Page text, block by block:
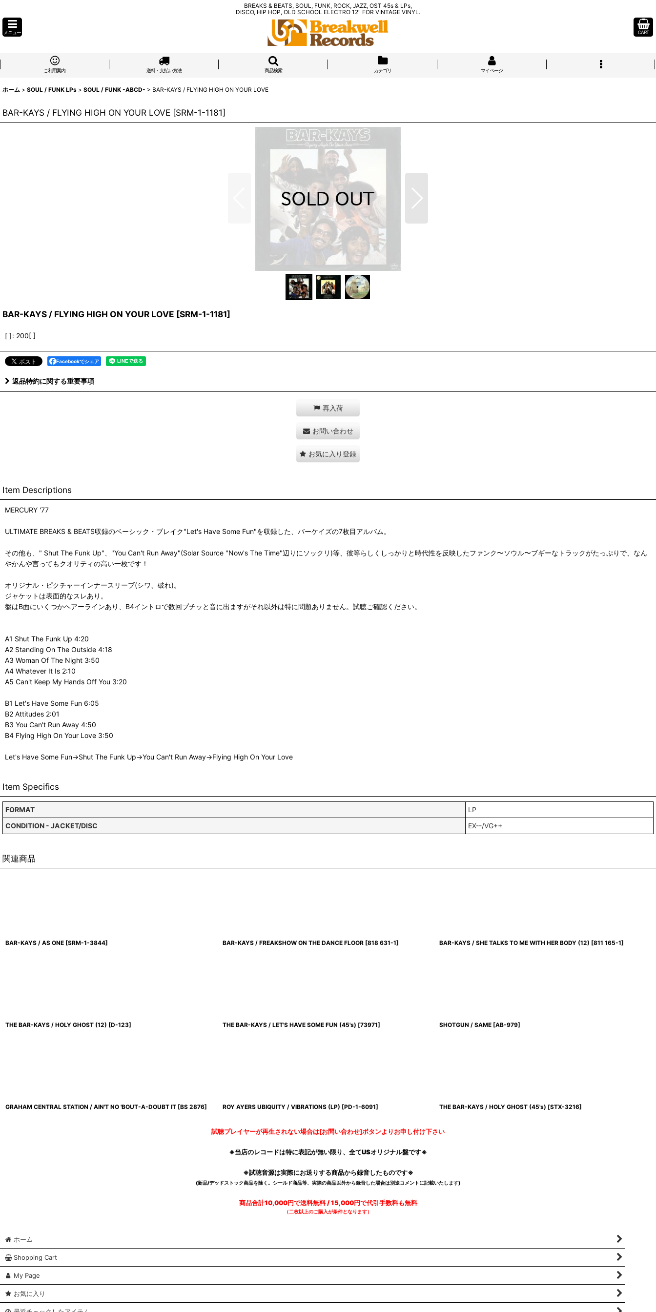
BREAKS & BEATS, SOUL, FUNK, ROCK, JAZZ, OST 45s & LPs,
DISCO, HIP HOP, OLD SCHOOL ELECTRO 12" FOR VINTAGE VINYL.
メニュー CART
ご利用案内 送料・支払い方法 商品検索 カテゴリ マイページ
ホーム > SOUL / FUNK LPs > SOUL / FUNK -ABCD- > BAR-KAYS / FLYING HIGH ON YOUR LOVE
BAR-KAYS / FLYING HIGH ON YOUR LOVE [SRM-1-1181]
BAR-KAYS / FLYING HIGH ON YOUR LOVE [SRM-1-1181]
[ ]: 200[ ]
Facebookでシェア
返品特約に関する重要事項
再入荷
お問い合わせ
お気に入り登録
Item Descriptions
MERCURY '77
ULTIMATE BREAKS & BEATS収録のベーシック・ブレイク"Let's Have Some Fun"を収録した、バーケイズの7枚目アルバム。
その他も、" Shut The Funk Up"、"You Can't Run Away"(Solar Source "Now's The Time"辺りにソックリ)等、彼等らしくしっかりと時代性を反映したファンク〜ソウル〜ブギーなトラックがたっぷりで、なん
やかんや言ってもクオリティの高い一枚です！
オリジナル・ピクチャーインナースリーブ(シワ、破れ)。
ジャケットは表面的なスレあり。
盤はB面にいくつかヘアーラインあり、B4イントロで数回プチッと音に出ますがそれ以外は特に問題ありません。試聴ご確認ください。
A1 Shut The Funk Up 4:20
A2 Standing On The Outside 4:18
A3 Woman Of The Night 3:50
A4 Whatever It Is 2:10
A5 Can't Keep My Hands Off You 3:20
B1 Let's Have Some Fun 6:05
B2 Attitudes 2:01
B3 You Can't Run Away 4:50
B4 Flying High On Your Love 3:50
Let's Have Some Fun→Shut The Funk Up→You Can't Run Away→Flying High On Your Love
Item Specifics
FORMAT
LP
CONDITION - JACKET/DISC
EX--/VG++
関連商品
BAR-KAYS / AS ONE [SRM-1-3844] BAR-KAYS / FREAKSHOW ON THE DANCE FLOOR [818 631-1] BAR-KAYS / SHE TALKS TO ME WITH HER BODY (12) [811 165-1]
THE BAR-KAYS / HOLY GHOST (12) [D-123] THE BAR-KAYS / LET'S HAVE SOME FUN (45's) [73971] SHOTGUN / SAME [AB-979]
GRAHAM CENTRAL STATION / AIN'T NO 'BOUT-A-DOUBT IT [BS 2876] ROY AYERS UBIQUITY / VIBRATIONS (LP) [PD-1-6091] THE BAR-KAYS / HOLY GHOST (45's) [STX-3216]
試聴プレイヤーが再生されない場合は[お問い合わせ]ボタンよりお申し付け下さい
※当店のレコードは特に表記が無い限り、全てUSオリジナル盤です※
※試聴音源は実際にお送りする商品から録音したものです※
(新品/デッドストック商品を除く。シールド商品等、実際の商品以外から録音した場合は別途コメントに記載いたします)
商品合計10,000円で送料無料 / 15,000円で代引手数料も無料
（二枚以上のご購入が条件となります）
ホーム
Shopping Cart
My Page
お気に入り